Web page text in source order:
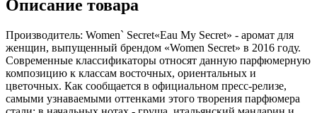
Описание товара
Производитель: Women` Secret«Eau My Secret» - аромат для
женщин, выпущенный брендом «Women Secret» в 2016 году.
Современные классификаторы относят данную парфюмерную
композицию к классам восточных, ориентальных и
цветочных. Как сообщается в официальном пресс-релизе,
самыми узнаваемыми оттенками этого творения парфюмера